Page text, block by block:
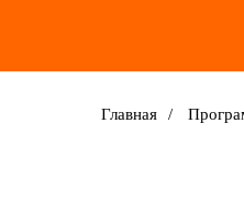
Главная /